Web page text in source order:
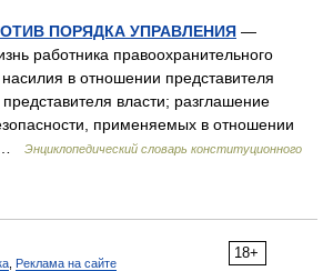
ПОРЯДКА УПРАВЛЕНИЯ —
работника правоохранительного
в отношении представителя
власти; разглашение
применяемых в отношении
…
Энциклопедический словарь конституционного
18+
Реклама на сайте